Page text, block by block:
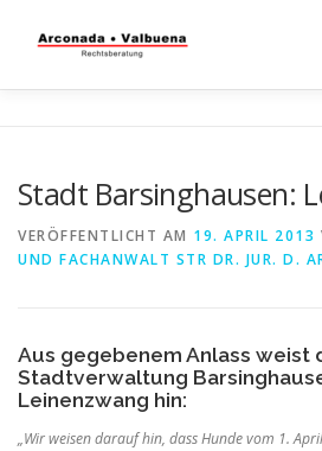
STEUERBERATUNG
Stadt Barsinghausen:
VERÖFFENTLICHT AM 19. APRIL 2013
UND FACHANWALT STR DR. JUR. D.
Aus gegebenem Anlass weist
Stadtverwaltung
Leinenzwang hin:
„Wir weisen darauf hin, dass Hunde vom 1.